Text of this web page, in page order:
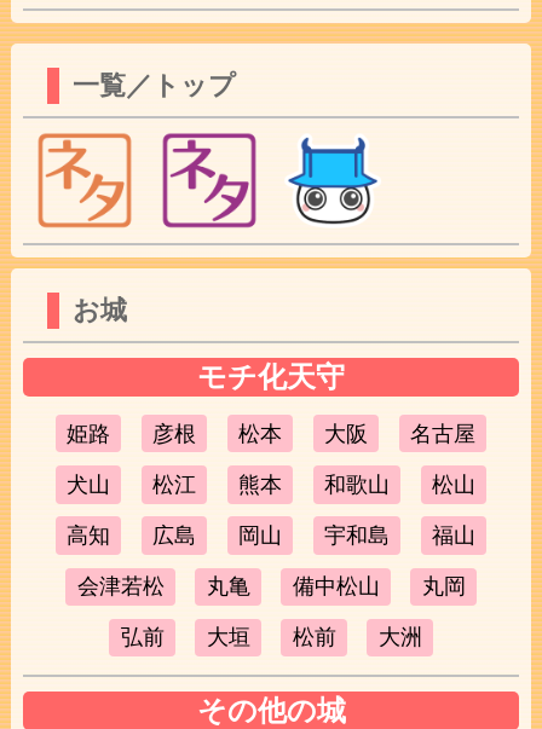
一覧／トップ
お城
モチ化天守
姫路 彦根 松本 大阪 名古屋
犬山 松江 熊本 和歌山 松山
高知 広島 岡山 宇和島 福山
会津若松 丸亀 備中松山 丸岡
弘前 大垣 松前 大洲
その他の城